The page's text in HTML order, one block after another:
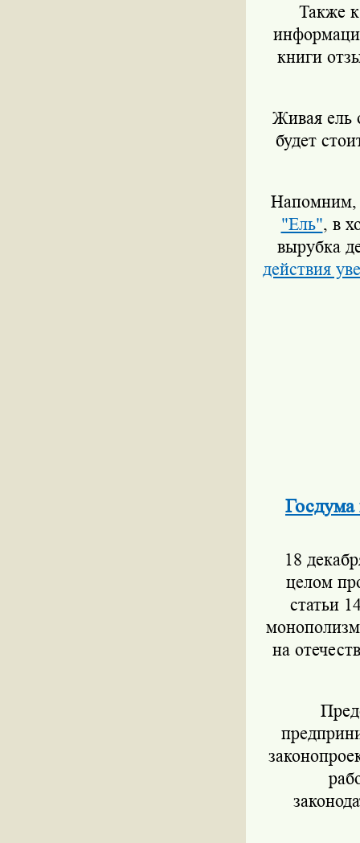
Также
книги
Живая ель
будет
Напомним,
"Ель", в
вырубка
действия
Госдума
18
целом
статьи
на